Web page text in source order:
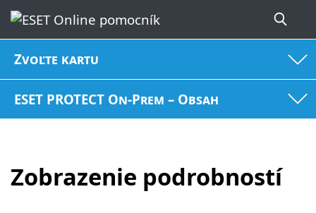
Zvoľte kartu
ESET PROTECT On-Prem – Obsah
Zobrazenie podrobností